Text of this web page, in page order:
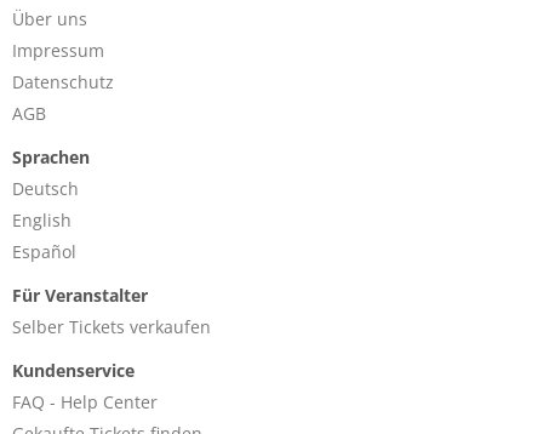
Über uns
Impressum
Datenschutz
AGB
Sprachen
Deutsch
English
Español
Für Veranstalter
Selber Tickets verkaufen
Kundenservice
FAQ - Help Center